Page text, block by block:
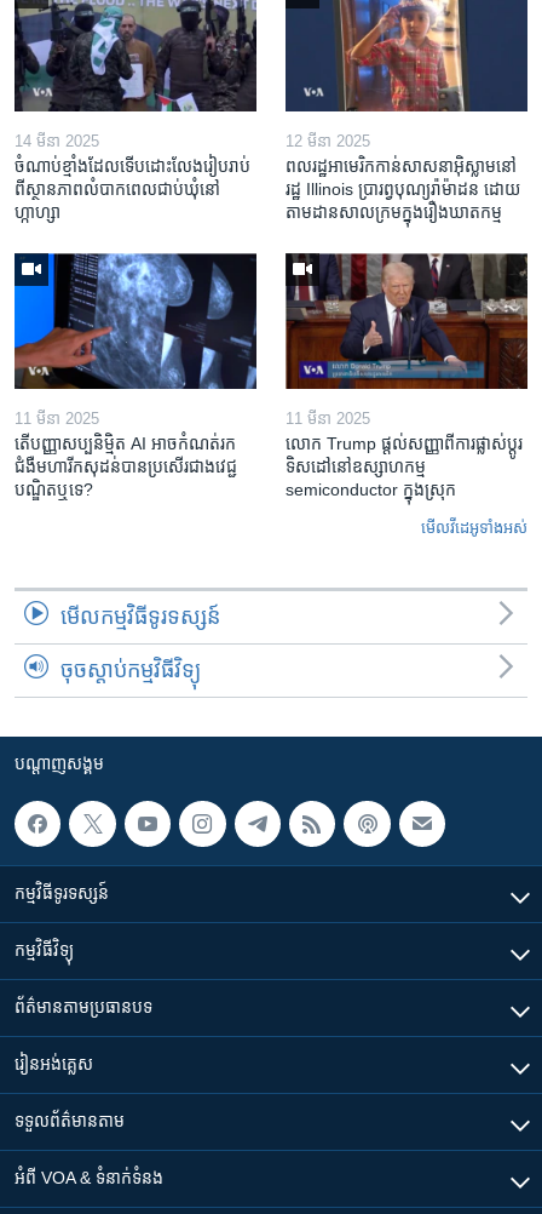
14 មីនា 2025
ចំណាប់ខ្មាំង​ដែល​ទើប​ដោះលែង​រៀបរាប់​
ពី​ស្ថានភាព​​លំបាក​ពេល​ជាប់​ឃុំ​នៅ​
ហ្កាហ្សា
12 មីនា 2025
ពលរដ្ឋអាមេរិក​កាន់សាសនា​អ៊ិស្លាម​នៅ
រដ្ឋ Illinois ​ប្រារព្វបុណ្យរ៉ាម៉ាដន ​ដោយ​
តាម​ដាន​​សាលក្រមក្នុងរឿងឃាតកម្ម
11 មីនា 2025
តើ​បញ្ញាសប្បនិម្មិត​ AI អាច​កំណត់​រក​
ជំងឺមហារីក​សុដន់​បាន​ប្រសើរ​ជាង​វេជ្ជ
បណ្ឌិត​ឬ​ទេ?
11 មីនា 2025
លោក Trump ផ្តល់សញ្ញាពីការផ្លាស់ប្តូរ
ទិសដៅនៅឧស្សាហកម្ម
semiconductor ក្នុងស្រុក
មើល​វីដេអូ​ទាំង​អស់
មើល​កម្មវិធី​ទូរទស្សន៍
ចុចស្តាប់កម្មវិធីវិទ្យុ
បណ្តាញ​សង្គម
កម្មវិធី​ទូរទស្សន៍
កម្មវិធី​វិទ្យុ
ព័ត៌មាន​តាមប្រធានបទ​
រៀន​​អង់គ្លេស
ទទួល​ព័ត៌មាន​តាម
អំពី​ VOA & ទំនាក់ទំនង